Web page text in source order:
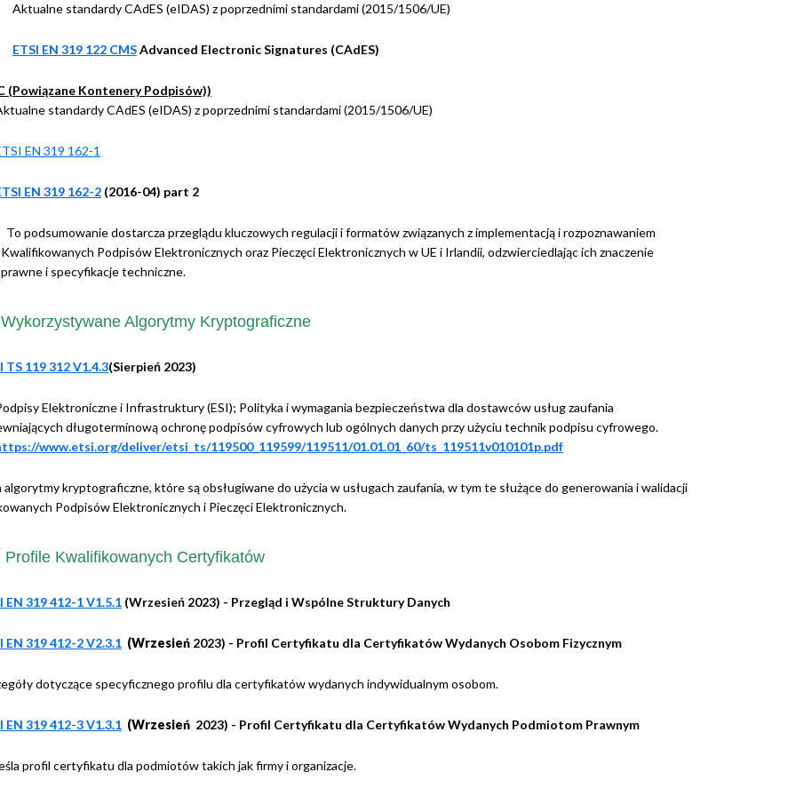
Aktualne standardy CAdES (eIDAS) z poprzednimi standardami (2015/1506/UE)
ETSI EN 319 122 CMSAdvanced Electronic Signatures (CAdES)
(Powiązane Kontenery Podpisów))
standardy CAdES (eIDAS) z poprzednimi standardami (2015/1506/UE)
EN 319 162-1
EN 319 162-2 (2016-04) part 2
To podsumowanie dostarcza przeglądu kluczowych regulacji i formatów związanych z implementacją i rozpoznawaniem
Kwalifikowanych Podpisów Elektronicznych oraz Pieczęci Elektronicznych w UE i Irlandii, odzwierciedlając ich znaczenie
prawne i specyfikacje techniczne.
Wykorzystywane Algorytmy Kryptograficzne
TS 119 312 V1.4.3(Sierpień 2023)
Elektroniczne i Infrastruktury (ESI); Polityka i wymagania bezpieczeństwa dla dostawców usług zaufania
długoterminową ochronę podpisów cyfrowych lub ogólnych danych przy użyciu technik podpisu cyfrowego.
www.etsi.org/deliver/etsi_ts/119500_119599/119511/01.01.01_60/ts_119511v010101p.pdf
algorytmy kryptograficzne, które są obsługiwane do użycia w usługach zaufania, w tym te służące do generowania i walidacji
Podpisów Elektronicznych i Pieczęci Elektronicznych.
Profile Kwalifikowanych Certyfikatów
EN 319 412-1 V1.5.1 (Wrzesień 2023) - Przegląd i Wspólne Struktury Danych
EN 319 412-2 V2.3.1 (Wrzesień 2023) - Profil Certyfikatu dla Certyfikatów Wydanych Osobom Fizycznym
dotyczące specyficznego profilu dla certyfikatów wydanych indywidualnym osobom.
EN 319 412-3 V1.3.1 (Wrzesień 2023) - Profil Certyfikatu dla Certyfikatów Wydanych Podmiotom Prawnym
profil certyfikatu dla podmiotów takich jak firmy i organizacje.